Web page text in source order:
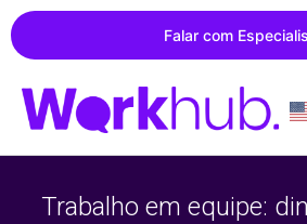
Falar com
Trabalho em equipe: